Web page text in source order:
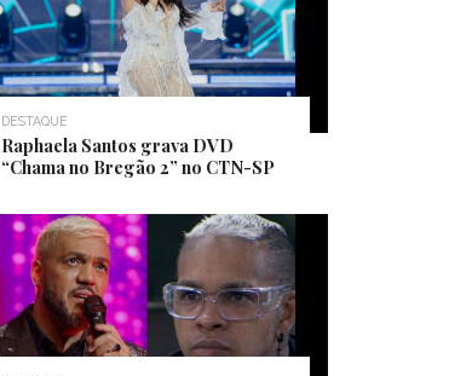
DESTAQUE
Raphaela Santos grava DVD
“Chama no Bregão 2” no CTN-SP